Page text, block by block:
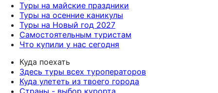
Туры на майские праздники
Туры на осенние каникулы
Туры на Новый год 2027
Самостоятельным туристам
Что купили у нас сегодня
Куда поехать
Здесь туры всех туроператоров
Куда улететь из твоего города